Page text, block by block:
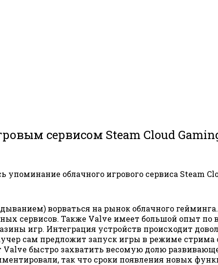
сервисом Steam Cloud
упоминание облачного игрового сервиса Steam
ворваться на рынок облачного
сервисов. Также Valve имеет большой опыт
игр. Интеграция устройств происходит
сам предложит запуск игры в режиме стрима
быстро захватить весомую долю
так что сроки появления новых